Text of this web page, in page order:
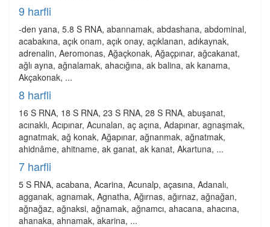
9 harfli
-den yana, 5.8 S RNA, abannamak, abdashana, abdominal,
acabakına, açık onam, açık onay, açıklanan, adıkaynak,
adrenalin, Aeromonas, Ağaçkonak, Ağaçpınar, ağcakanat,
ağlı ayna, ağnalamak, ahacığına, ak balina, ak kanama,
Akçakonak, ...
8 harfli
16 S RNA, 18 S RNA, 23 S RNA, 28 S RNA, abuşanat,
acınaklı, Acıpınar, Acunalan, aç açına, Adapınar, agnaşmak,
agnatmak, ağ konak, Ağapınar, ağnanmak, ağnatmak,
ahidnâme, ahitname, ak ganat, ak kanat, Akartuna, ...
7 harfli
5 S RNA, acabana, Acarina, Acunalp, açasına, Adanalı,
agganak, agnamak, Agnatha, Ağırnas, ağırnaz, ağnağan,
ağnağaz, ağnaksi, ağnamak, ağnamcı, ahacana, ahacına,
ahanaka, ahnamak, akarina, ...